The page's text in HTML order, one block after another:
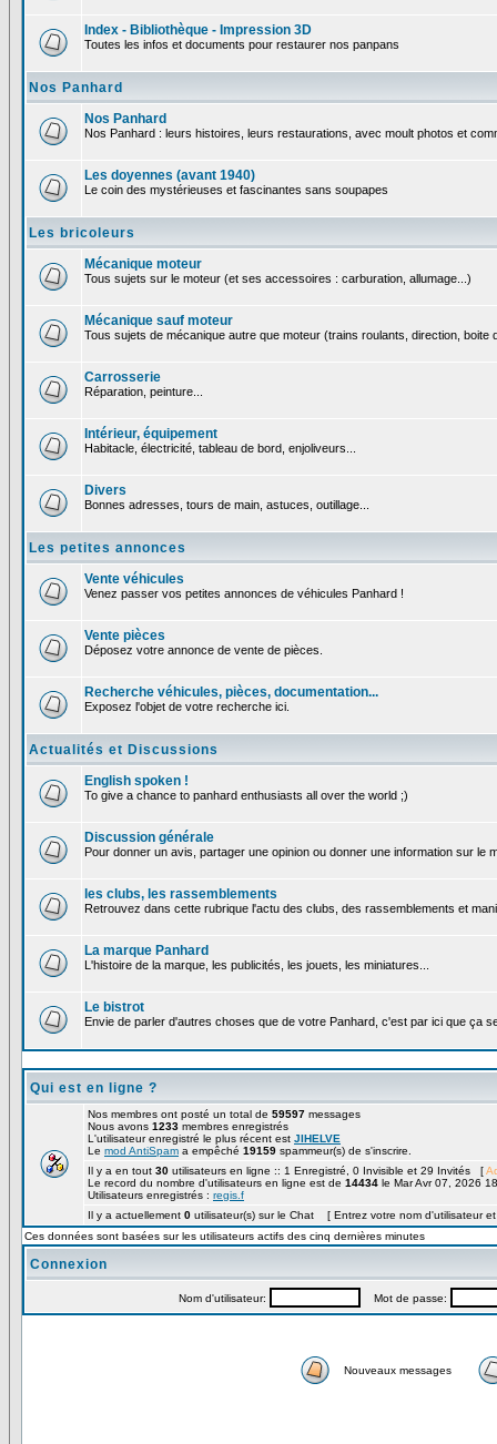
Index - Bibliothèque - Impression 3D
Toutes les infos et documents pour restaurer nos panpans
Nos Panhard
Nos Panhard
Nos Panhard : leurs histoires, leurs restaurations, avec moult photos et
Les doyennes (avant 1940)
Le coin des mystérieuses et fascinantes sans soupapes
Les bricoleurs
Mécanique moteur
Tous sujets sur le moteur (et ses accessoires : carburation, allumage...)
Mécanique sauf moteur
Tous sujets de mécanique autre que moteur (trains roulants, direction, boite
Carrosserie
Réparation, peinture...
Intérieur, équipement
Habitacle, électricité, tableau de bord, enjoliveurs...
Divers
Bonnes adresses, tours de main, astuces, outillage...
Les petites annonces
Vente véhicules
Venez passer vos petites annonces de véhicules Panhard !
Vente pièces
Déposez votre annonce de vente de pièces.
Recherche véhicules, pièces, documentation...
Exposez l'objet de votre recherche ici.
Actualités et Discussions
English spoken !
To give a chance to panhard enthusiasts all over the world ;)
Discussion générale
Pour donner un avis, partager une opinion ou donner une information sur le
les clubs, les rassemblements
Retrouvez dans cette rubrique l'actu des clubs, des rassemblements et
La marque Panhard
L'histoire de la marque, les publicités, les jouets, les miniatures...
Le bistrot
Envie de parler d'autres choses que de votre Panhard, c'est par ici que ça
Qui est en ligne ?
Nos membres ont posté un total de 59597 messages
Nous avons 1233 membres enregistrés
L'utilisateur enregistré le plus récent est JIHELVE
Le mod AntiSpam a empêché 19159 spammeur(s) de s'inscrire.
Il y a en tout 30 utilisateurs en ligne :: 1 Enregistré, 0 Invisible et 29 Invités [
Le record du nombre d'utilisateurs en ligne est de 14434 le Mar Avr 07, 2026
Utilisateurs enregistrés : regis.f
Il y a actuellement 0 utilisateur(s) sur le Chat [ Entrez votre nom d'utilisateur
Ces données sont basées sur les utilisateurs actifs des cinq dernières minutes
Connexion
Nom d'utilisateur: Mot de passe:
Nouveaux messages